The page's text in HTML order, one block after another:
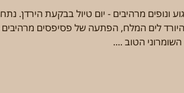
ונופים מרהיבים - יום טיול בבקעת הירדן.
כביש 1 היורד לים המלח, הפתעה של פסיפסים
השומרוני הטוב ....